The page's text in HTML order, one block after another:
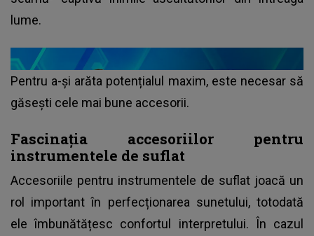
lume.
Pentru a-și arăta potențialul maxim, este necesar să
găsești cele mai bune accesorii.
Fascinația accesoriilor pentru
instrumentele de suflat
Accesoriile pentru instrumentele de suflat joacă un
rol important în perfecționarea sunetului, totodată
ele îmbunătățesc confortul interpretului. În cazul